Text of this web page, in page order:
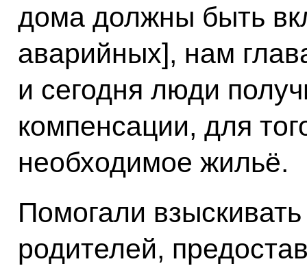
дома должны быть
аварийных], нам
и сегодня люди
компенсации, для
необходимое жильё.
Помогали
родителей,